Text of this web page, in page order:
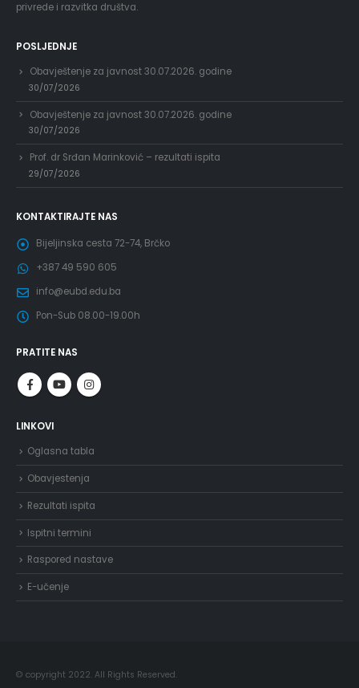
privrede i razvitka društva.
POSLJEDNJE
Obavještenje za javnost 30.07.2026. godine
30/07/2026
Obavještenje za javnost 30.07.2026. godine
30/07/2026
Prof. dr Srđan Marinković – rezultati ispita
29/07/2026
KONTAKTIRAJTE NAS
Bijeljinska cesta 72-74, Brčko
+387 49 590 605
info@eubd.edu.ba
Pon-Sub 08.00-19.00h
PRATITE NAS
LINKOVI
Oglasna tabla
Obavjestenja
Rezultati ispita
Ispitni termini
Raspored nastave
E-učenje
© copyright 2022. All Rights Reserved.